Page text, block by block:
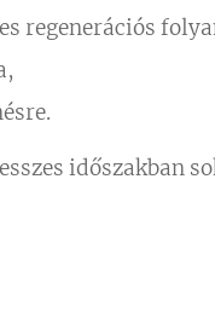
regenerációs
időszakban